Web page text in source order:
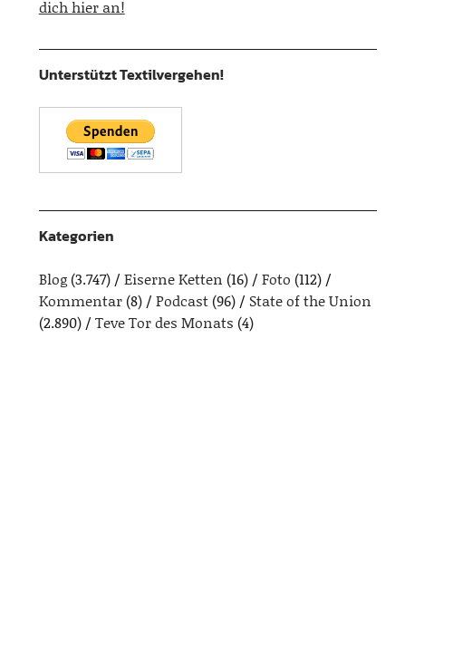
dich hier an!
Unterstützt Textilvergehen!
Kategorien
Blog(3.747) Eiserne Ketten (16) Foto (112)
Kommentar(8) Podcast(96)
State of the Union
(2.890)
Teve Tor des Monats (4)